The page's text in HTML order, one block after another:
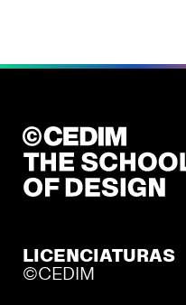
LICENCIATURAS
©CEDIM